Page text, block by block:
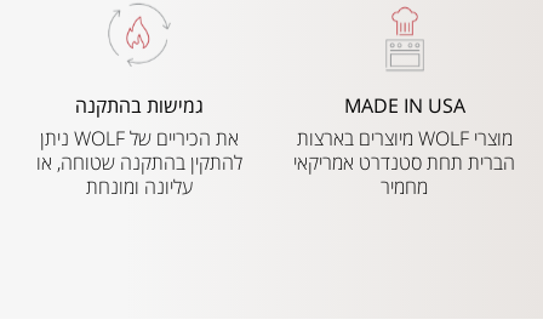
MADE IN USA
מוצרי WOLF מיוצרים בארצות
הברית תחת סטנדרט אמריקאי
מחמיר
גמישות בהתקנה
את הכיריים של WOLF ניתן
להתקין בהתקנה שטוחה, או
עליונה ומונחת